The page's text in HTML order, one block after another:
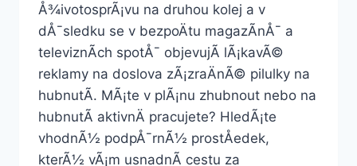
Å¾ivotosprÃ¡vu na druhou kolej a v
dÅ¯sledku se v bezpoÄtu magazÃ­nÅ¯ a
televiznÃ­ch spotÅ¯ objevujÃ­ lÃ¡kavÃ©
reklamy na doslova zÃ¡zraÄnÃ© pilulky na
hubnutÃ­. MÃ¡te v plÃ¡nu zhubnout nebo na
hubnutÃ­ aktivnÄ pracujete? HledÃ¡te
vhodnÃ½ podpÅ¯rnÃ½ prostÅedek,
kterÃ½ vÃ¡m usnadnÃ­ cestu za